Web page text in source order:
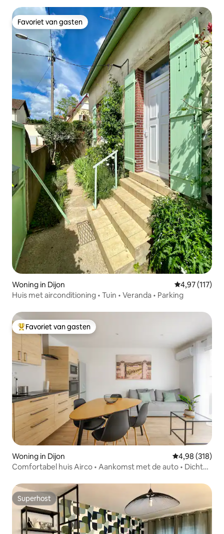
Favoriet van gasten
Favoriet van gasten
Woning in Dijon Gemiddelde
4,97 (117)
Huis met airconditioning • Tuin • Veranda • Parking
Topfavoriet van gasten
Favoriet van gasten
Woning in Dijon Gemiddelde
4,98 (318)
Comfortabel huis Airco • Aankomst met de auto • Dicht
Superhost
Superhost